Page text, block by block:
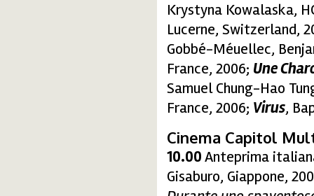
Krystyna Kowalaska,
Lucerne, Switzerland,
Gobbé-Méuellec,
France, 2006; Une
Samuel Chung-Hao
France, 2006; Virus,
Cinema Capitol
10.00Anteprima
Gisaburo, Giappone,